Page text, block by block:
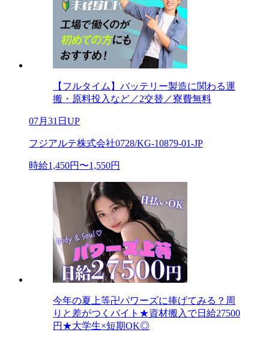
【フルタイム】バッテリー製造に関わる運
搬・原料投入など／2交替／寮費無料
07月31日UP
フジアルテ株式会社0728/KG-10879-01-JP
時給1,450円〜1,550円
今年の夏上等卍パワーズに捧げてみる？周
りと差がつくバイト★資材搬入で日給27500
円★大学生×短期OK◎